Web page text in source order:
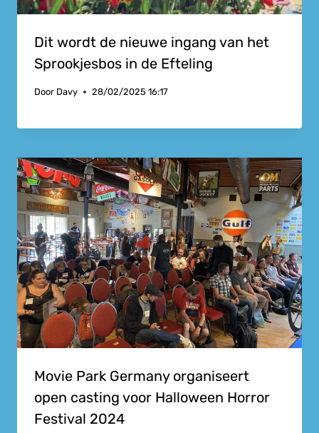
Dit wordt de nieuwe ingang van het
Sprookjesbos in de Efteling
Door Davy 28/02/2025 16:17
Movie Park Germany organiseert
open casting voor Halloween Horror
Festival 2024